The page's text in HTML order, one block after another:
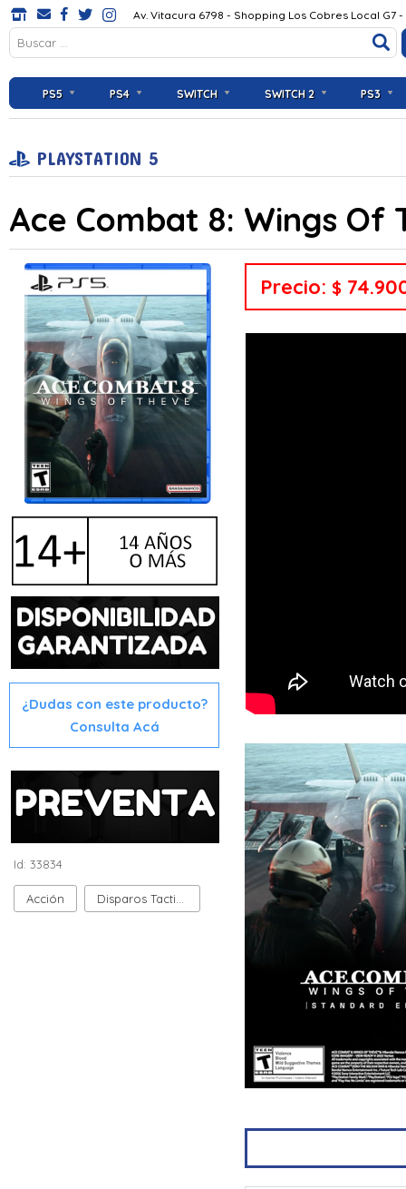
Av. Vitacura 6798 - Shopping Los Cobres Local G7
PS5 PS4 SWITCH SWITCH 2 PS3
PLAYSTATION 5
Ace Combat 8: Wings
¿Dudas con este producto?
Consulta Acá
Id: 33834
Acción
Precio: $